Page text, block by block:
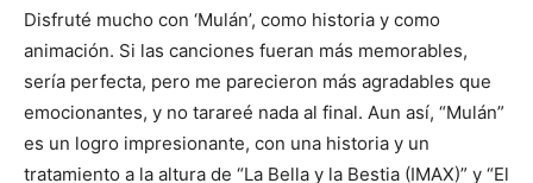
Disfruté mucho con ‘Mulán’, como historia y como
animación. Si las canciones fueran más memorables,
sería perfecta, pero me parecieron más agradables que
emocionantes, y no tarareé nada al final. Aun así, “Mulán”
es un logro impresionante, con una historia y un
tratamiento a la altura de “La Bella y la Bestia (IMAX)” y “El